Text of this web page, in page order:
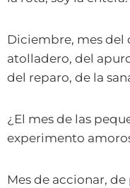
Diciembre, mes del
atolladero, del
del reparo, de la
¿El mes de las
experimento
Mes de accionar,